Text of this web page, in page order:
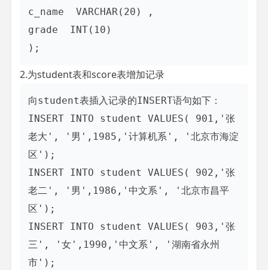
c_name  VARCHAR(20) ,
grade  INT(10)
2.为student表和score表增加记录
向student表插入记录的INSERT语句如下：
INSERT INTO student VALUES( 901,'张
老大', '男',1985,'计算机系', '北京市海淀
区');
INSERT INTO student VALUES( 902,'张
老二', '男',1986,'中文系', '北京市昌平
区');
INSERT INTO student VALUES( 903,'张
三', '女',1990,'中文系', '湖南省永州
市');